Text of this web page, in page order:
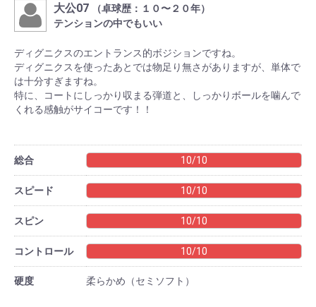
大公07
（卓球歴：１０〜２０年）
テンションの中でもいい
ディグニクスのエントランス的ボジションですね。
ディグニクスを使ったあとでは物足り無さがありますが、単体で
は十分すぎますね。
特に、コートにしっかり収まる弾道と、しっかりボールを噛んで
くれる感触がサイコーです！！
総合 10/10
スピード 10/10
スピン 10/10
コントロール 10/10
硬度 柔らかめ（セミソフト）